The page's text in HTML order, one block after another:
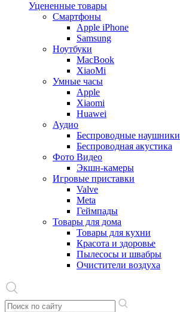
Уцененные товары
Cмартфоны
Apple iPhone
Samsung
Ноутбуки
MacBook
XiaoMi
Умные часы
Apple
Xiaomi
Huawei
Аудио
Беспроводные наушники
Беспроводная акустика
Фото Видео
Экшн-камеры
Игровые приставки
Valve
Meta
Геймпады
Товары для дома
Товары для кухни
Красота и здоровье
Пылесосы и швабры
Очистители воздуха